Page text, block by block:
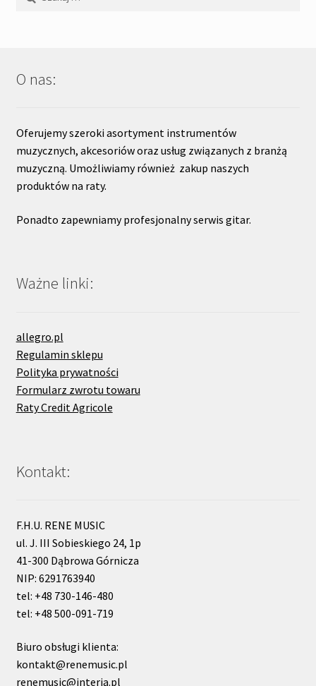
O nas:
Oferujemy szeroki asortyment instrumentów
muzycznych, akcesoriów oraz usług związanych z branżą
muzyczną. Umożliwiamy również zakup naszych
produktów na raty.
Ponadto zapewniamy profesjonalny serwis gitar.
Ważne linki:
allegro.pl
Regulamin sklepu
Polityka prywatności
Formularz zwrotu towaru
Raty Credit Agricole
Kontakt:
F.H.U. RENE MUSIC
ul. J. III Sobieskiego 24, 1p
41-300 Dąbrowa Górnicza
NIP: 6291763940
tel: +48 730-146-480
tel: +48 500-091-719
Biuro obsługi klienta:
kontakt@renemusic.pl
renemusic@interia.pl